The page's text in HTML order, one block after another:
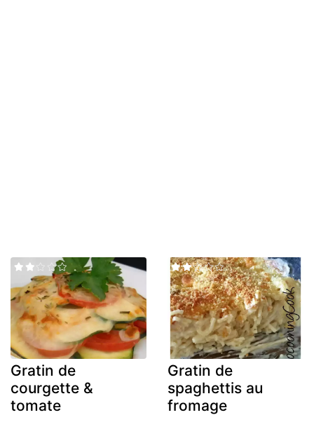
Gratin de
courgette &
tomate
Gratin de
spaghettis au
fromage